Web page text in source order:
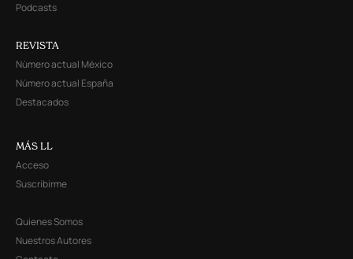
Podcasts
REVISTA
Número actual México
Número actual España
Destacados
MÁS LL
Acceso
Suscribirme
Quienes Somos
Nuestros Autores